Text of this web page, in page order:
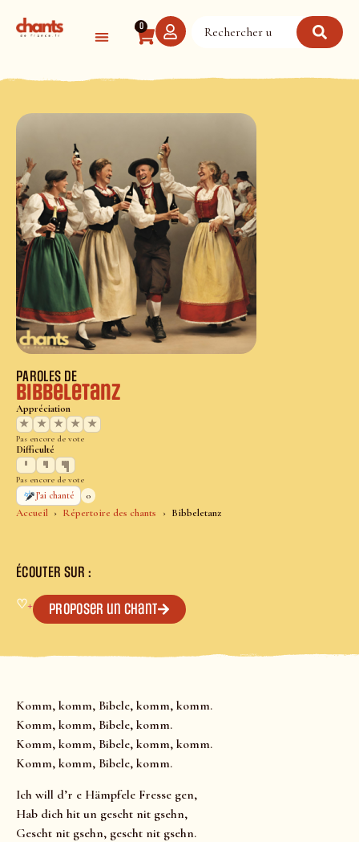
0
Accueil Répertoire des chants Bibbeletanz
PAROLES DE
Bibbeletanz
Appréciation
★
★ ★ ★ ★
Pas encore de vote
Difficulté
Pas encore de vote
J’ai chanté
0
ÉCOUTER SUR :
♡+ Proposer un chant
Komm, komm, Bibele, komm, komm.
Komm, komm, Bibele, komm.
Komm, komm, Bibele, komm, komm.
Komm, komm, Bibele, komm.
Ich will d’r e Hämpfele Fresse gen,
Hab dich hit un gescht nit gsehn,
Gescht nit gsehn, gescht nit gsehn.